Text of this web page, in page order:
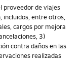
proveedor de viajes
incluidos, entre otros,
cargos por mejora
3)
contra daños en las
realizadas